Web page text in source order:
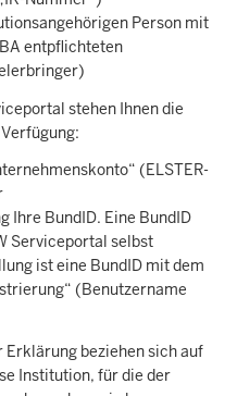
Person mit
entpflichteten
stehen Ihnen die
(ELSTER-
Ihre BundID. Eine BundID
Serviceportal selbst
ist eine BundID mit dem
(Benutzername
beziehen sich auf
Institution, für die der